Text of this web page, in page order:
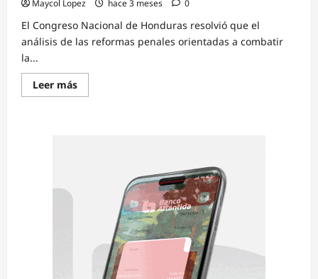
Maycol Lopez hace 3 meses 0
El Congreso Nacional de Honduras resolvió que el
análisis de las reformas penales orientadas a combatir
la...
Leer másRead
more